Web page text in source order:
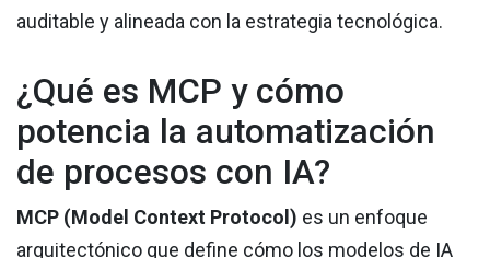
auditable y alineada con la estrategia tecnológica.
¿Qué es MCP y cómo
potencia la automatización
de procesos con IA?
MCP (Model Context Protocol) es un enfoque
arquitectónico que define cómo los modelos de IA